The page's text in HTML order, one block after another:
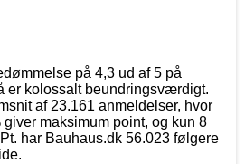
på 4,3 ud af 5 på
er kolossalt beundringsværdigt.
af 23.161 anmeldelser, hvor
maksimum point, og kun 8
har Bauhaus.dk 56.023 følgere